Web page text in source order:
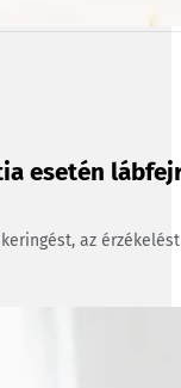
esetén
az